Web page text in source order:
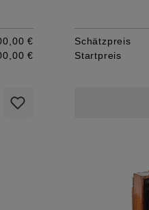
€
€
Schätzpreis
Startpreis